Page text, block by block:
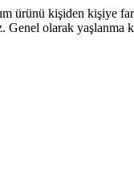
ürünü kişiden kişiye
Genel olarak yaşlanma